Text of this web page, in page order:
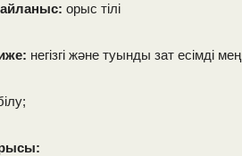
орыс тілі
негізгі және туынды зат есімді